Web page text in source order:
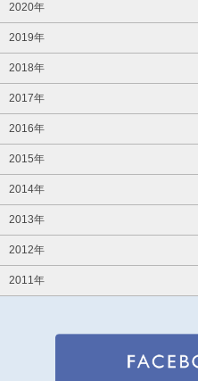
2020年
2019年
2018年
2017年
2016年
2015年
2014年
2013年
2012年
2011年